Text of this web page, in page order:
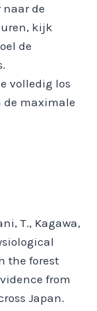
naar de
kijk
de
volledig los
de maximale
T., Kagawa,
the forest
from
Japan.